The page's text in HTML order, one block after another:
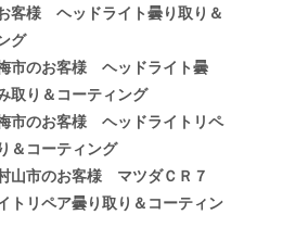
客様 ヘッドライト曇り取り＆
グ
市のお客様 ヘッドライト曇
取り＆コーティング
市のお客様 ヘッドライトリペ
＆コーティング
山市のお客様 マツダＣＲ７
トリペア曇り取り＆コーティン